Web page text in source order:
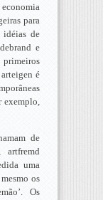
para
idéias de
e
é
exemplo,
de
uma
os
Os